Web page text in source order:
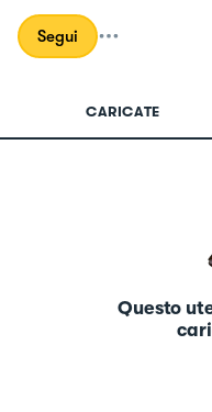
Segui
CARICATE
Questo